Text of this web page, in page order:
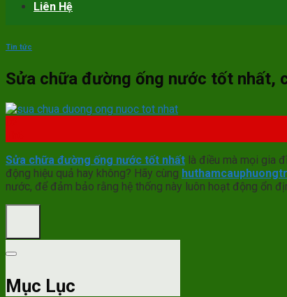
Liên Hệ
Tin tức
Sửa chữa đường ống nước tốt nhất,
Sửa chữa đường ống nước tốt nhất là điều mà mọi gia
động hiệu quả hay không? Hãy cùng
nước, để đảm bảo rằng hệ thống này luôn hoạt động ổn
Mục Lục